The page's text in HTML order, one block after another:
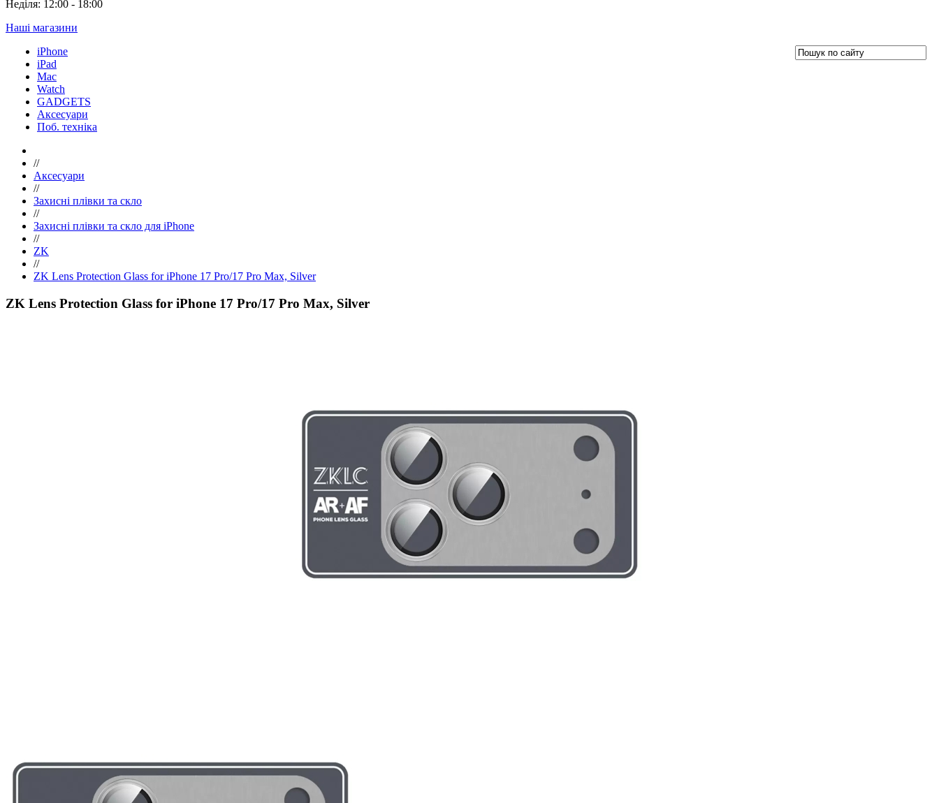
Неділя: 12:00 - 18:00
Наші магазини
iPhone
iPad
Mac
Watch
GADGETS
Аксесуари
Поб. техніка
//
Аксесуари
//
Захисні плівки та скло
//
Захисні плівки та скло для iPhone
//
ZK
//
ZK Lens Protection Glass for iPhone 17 Pro/17 Pro Max, Silver
ZK Lens Protection Glass for iPhone 17 Pro/17 Pro Max, Silver